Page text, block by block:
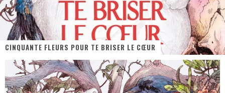
Star Fox
PsyRiver 2026 : la magie revient sur les rives de l’Aar
« MOFUSAND / Parler Japonais » – Des Expressions Pratiques !
« Dr Wertham / L’homme qui étudia les tueurs en série » - Un Métier à Risque !
Assassin's Creed Black Flag Resynced
CINQUANTE FLEURS POUR TE BRISER LE CŒUR